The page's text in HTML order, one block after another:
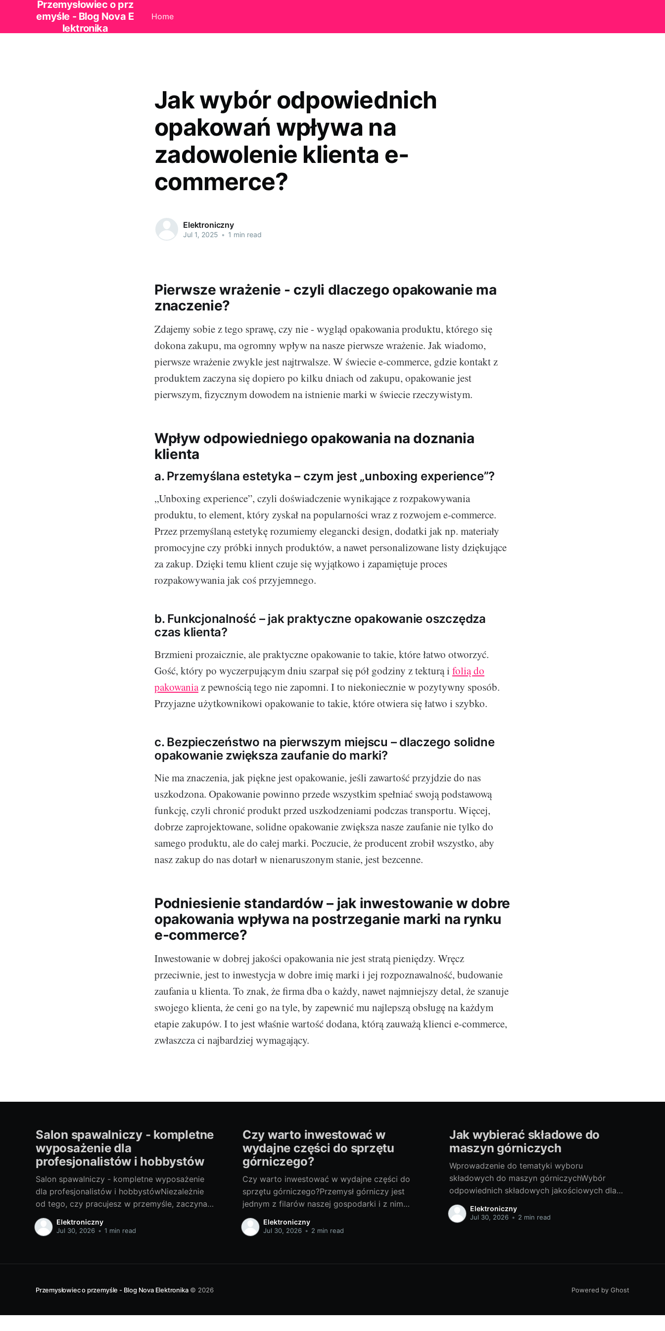
Przemysłowiec o prz
emyśle - Blog Nova E
lektronika
Home
Jak wybór odpowiednich
opakowań wpływa na
zadowolenie klienta e-
commerce?
Elektroniczny
Jul 1, 2025 • 1 min read
Pierwsze wrażenie - czyli dlaczego opakowanie ma
znaczenie?
Zdajemy sobie z tego sprawę, czy nie - wygląd opakowania produktu, którego się
dokona zakupu, ma ogromny wpływ na nasze pierwsze wrażenie. Jak wiadomo,
pierwsze wrażenie zwykle jest najtrwalsze. W świecie e-commerce, gdzie kontakt z
produktem zaczyna się dopiero po kilku dniach od zakupu, opakowanie jest
pierwszym, fizycznym dowodem na istnienie marki w świecie rzeczywistym.
Wpływ odpowiedniego opakowania na doznania
klienta
a. Przemyślana estetyka – czym jest „unboxing experience”?
„Unboxing experience”, czyli doświadczenie wynikające z rozpakowywania
produktu, to element, który zyskał na popularności wraz z rozwojem e-commerce.
Przez przemyślaną estetykę rozumiemy elegancki design, dodatki jak np. materiały
promocyjne czy próbki innych produktów, a nawet personalizowane listy dziękujące
za zakup. Dzięki temu klient czuje się wyjątkowo i zapamiętuje proces
rozpakowywania jak coś przyjemnego.
b. Funkcjonalność – jak praktyczne opakowanie oszczędza
czas klienta?
Brzmieni prozaicznie, ale praktyczne opakowanie to takie, które łatwo otworzyć.
Gość, który po wyczerpującym dniu szarpał się pół godziny z tekturą i folią do
pakowaniaz pewnością tego nie zapomni. I to niekoniecznie w pozytywny sposób.
Przyjazne użytkownikowi opakowanie to takie, które otwiera się łatwo i szybko.
c. Bezpieczeństwo na pierwszym miejscu – dlaczego solidne
opakowanie zwiększa zaufanie do marki?
Nie ma znaczenia, jak piękne jest opakowanie, jeśli zawartość przyjdzie do nas
uszkodzona. Opakowanie powinno przede wszystkim spełniać swoją podstawową
funkcję, czyli chronić produkt przed uszkodzeniami podczas transportu. Więcej,
dobrze zaprojektowane, solidne opakowanie zwiększa nasze zaufanie nie tylko do
samego produktu, ale do całej marki. Poczucie, że producent zrobił wszystko, aby
nasz zakup do nas dotarł w nienaruszonym stanie, jest bezcenne.
Podniesienie standardów – jak inwestowanie w dobre
opakowania wpływa na postrzeganie marki na rynku
e-commerce?
Inwestowanie w dobrej jakości opakowania nie jest stratą pieniędzy. Wręcz
przeciwnie, jest to inwestycja w dobre imię marki i jej rozpoznawalność, budowanie
zaufania u klienta. To znak, że firma dba o każdy, nawet najmniejszy detal, że szanuje
swojego klienta, że ceni go na tyle, by zapewnić mu najlepszą obsługę na każdym
etapie zakupów. I to jest właśnie wartość dodana, którą zauważą klienci e-commerce,
zwłaszcza ci najbardziej wymagający.
Salon spawalniczy - kompletne
wyposażenie dla
profesjonalistów i hobbystów
Salon spawalniczy - kompletne wyposażenie
dla profesjonalistów i hobbystówNiezależnie
od tego, czy pracujesz w przemyśle, zaczynasz
swoją przygodę z hobbystycznym spawaniem,
czy jesteś gdzieś pomiędzy, salon spawalniczy
zaczniemy, przyjrzyjmy się, czym dokładnie
Elektroniczny
Jul 30, 2026 • 1 min read
Czy warto inwestować w
wydajne części do sprzętu
górniczego?
Czy warto inwestować w wydajne części do
sprzętu górniczego?Przemysł górniczy jest
jednym z filarów naszej gospodarki i z nim
związane są liczne innowacje i rozwijane
technologie. Specyfika tej działalności wymaga
odpowiednio dobrana i skonstruowana części
Elektroniczny
Jul 30, 2026 • 2 min read
Jak wybierać składowe do
maszyn górniczych
Wprowadzenie do tematyki wyboru
składowych do maszyn górniczychWybór
odpowiednich składowych jakościowych dla
maszyn górniczych jest niezwykle istotny. W
sektorze tak wymagającym jak przemysł
poziomie. Potrzeba dobierania
Elektroniczny
Jul 30, 2026 • 2 min read
Przemysłowiec o przemyśle - Blog Nova Elektronika© 2026 Powered by Ghost